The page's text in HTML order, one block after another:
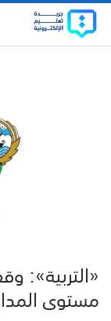
«التربية»:
مستوى